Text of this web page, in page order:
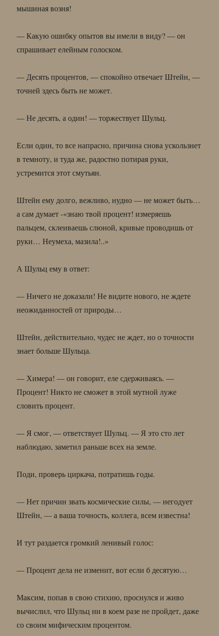
мышиная возня!
— Какую ошибку опытов вы имели в виду? — он
спрашивает елейным голоском.
— Десять процентов, — спокойно отвечает Штейн, —
точней здесь быть не может.
— Не десять, а один! — торжествует Шульц.
Если один, то все напрасно, причина снова ускользнет
в темноту, и туда же, радостно потирая руки,
устремится этот смутьян.
Штейн ему долго, вежливо, нудно — не может быть…
а сам думает -«знаю твой процент! измеряешь
пальцем, склеиваешь слюной, кривые проводишь от
руки… Неумеха, мазила!..»
А Шульц ему в ответ:
— Ничего не доказали! Не видите нового, не ждете
неожиданностей от природы…
Штейн, действительно, чудес не ждет, но о точности
знает больше Шульца.
— Химера! — он говорит, еле сдерживаясь. —
Процент! Никто не сможет в этой мутной луже
словить процент.
— Я смог, — ответствует Шульц. — Я это сто лет
наблюдаю, заметил раньше всех на земле.
Поди, проверь циркача, потратишь годы.
— Нет причин звать космические силы, — негодует
Штейн, — а ваша точность, коллега, всем известна!
И тут раздается громкий ленивый голос:
— Процент дела не изменит, вот если б десятую…
Максим, попав в свою стихию, проснулся и живо
вычислил, что Шульц ни в коем разе не пройдет, даже
со своим мифическим процентом.